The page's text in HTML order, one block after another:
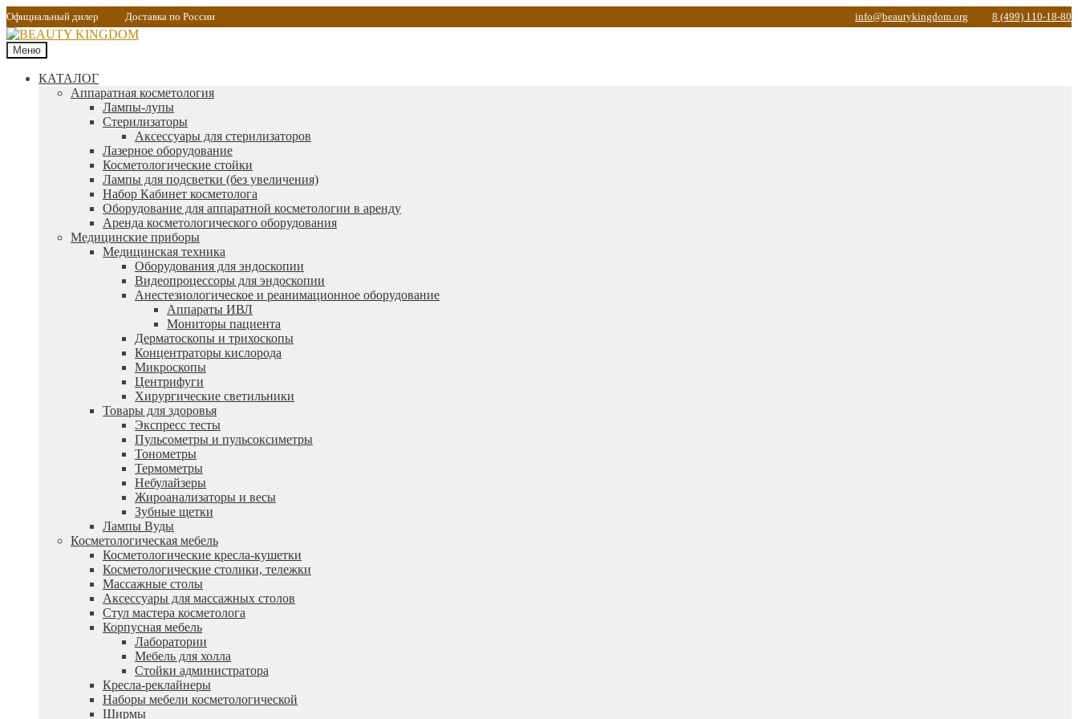
Официальный дилер Доставка по России info@beautykingdom.org 8 (499) 110-18-80
Меню
КАТАЛОГ
Аппаратная косметология
Лампы-лупы
Стерилизаторы
Аксессуары для стерилизаторов
Лазерное оборудование
Косметологические стойки
Лампы для подсветки (без увеличения)
Набор Кабинет косметолога
Оборудование для аппаратной косметологии в аренду
Аренда косметологического оборудования
Медицинские приборы
Медицинская техника
Оборудования для эндоскопии
Видеопроцессоры для эндоскопии
Анестезиологическое и реанимационное оборудование
Аппараты ИВЛ
Мониторы пациента
Дерматоскопы и трихоскопы
Концентраторы кислорода
Микроскопы
Центрифуги
Xирургические светильники
Товары для здоровья
Экспресс тесты
Пульсометры и пульсоксиметры
Тонометры
Термометры
Небулайзеры
Жироанализаторы и весы
Зубные щетки
Лампы Вуды
Косметологическая мебель
Косметологические кресла-кушетки
Косметологические столики, тележки
Массажные столы
Аксессуары для массажных столов
Стул мастера косметолога
Корпусная мебель
Лаборатории
Мебель для холла
Стойки администратора
Кресла-реклайнеры
Наборы мебели косметологической
Ширмы